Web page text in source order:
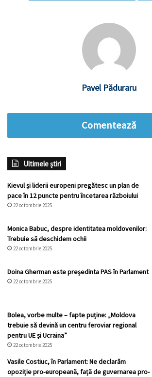
Pavel Păduraru
Comentează
Ultimele știri
Kievul și liderii europeni pregătesc un plan de
pace în 12 puncte pentru încetarea războiului
22 octombrie 2025
Monica Babuc, despre identitatea moldovenilor:
Trebuie să deschidem ochii
22 octombrie 2025
Doina Gherman este președinta PAS în Parlament
22 octombrie 2025
Bolea, vorbe multe – fapte puține: „Moldova
trebuie să devină un centru feroviar regional
pentru UE și Ucraina”
22 octombrie 2025
Vasile Costiuc, în Parlament: Ne declarăm
opoziție pro-europeană, față de guvernarea pro-